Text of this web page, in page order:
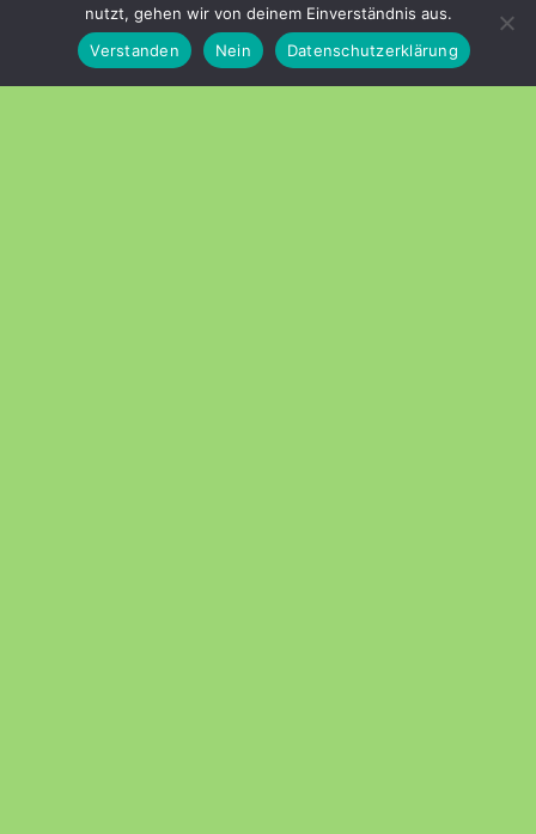
Stolz präsentiert vonWordPress|Theme:Head Blog
nutzt, gehen wir von deinem Einverständnis aus.
Verstanden
Nein Datenschutzerklärung